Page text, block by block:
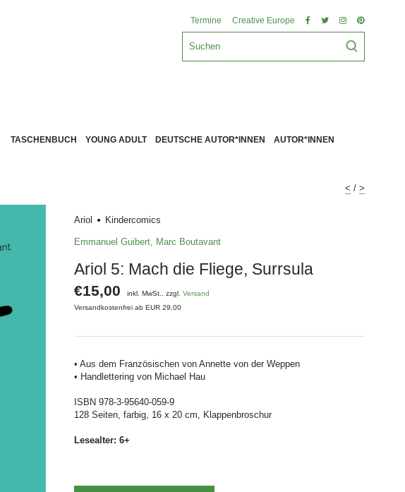
Termine Creative Europe
TASCHENBUCH YOUNG ADULT DEUTSCHE AUTOR*INNEN AUTOR*INNEN
< / >
Ariol Kindercomics
Emmanuel Guibert Marc Boutavant
Ariol 5: Mach die Fliege, Surrsula
€15,00 inkl. MwSt., zzgl. Versand
Versandkostenfrei ab EUR 29,00
• Aus dem Französischen von Annette von der Weppen
• Handlettering von Michael Hau
ISBN 978-3-95640-059-9
128 Seiten, farbig, 16 x 20 cm, Klappenbroschur
Lesealter: 6+